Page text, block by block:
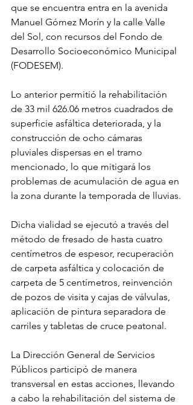
que se encuentra entra en la avenida
Manuel Gómez Morín y la calle Valle
del Sol, con recursos del Fondo de
Desarrollo Socioeconómico Municipal
(FODESEM).
Lo anterior permitió la rehabilitación
de 33 mil 626.06 metros cuadrados de
superficie asfáltica deteriorada, y la
construcción de ocho cámaras
pluviales dispersas en el tramo
mencionado, lo que mitigará los
problemas de acumulación de agua en
la zona durante la temporada de lluvias.
Dicha vialidad se ejecutó a través del
método de fresado de hasta cuatro
centímetros de espesor, recuperación
de carpeta asfáltica y colocación de
carpeta de 5 centímetros, reinvención
de pozos de visita y cajas de válvulas,
aplicación de pintura separadora de
carriles y tabletas de cruce peatonal.
La Dirección General de Servicios
Públicos participó de manera
transversal en estas acciones, llevando
a cabo la rehabilitación del sistema de